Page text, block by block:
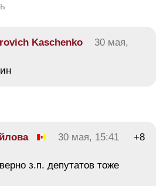
Kaschenko
30 мая,
30 мая, 15:41 +8
з.п. депутатов тоже